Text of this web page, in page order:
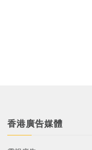
香港廣告媒體